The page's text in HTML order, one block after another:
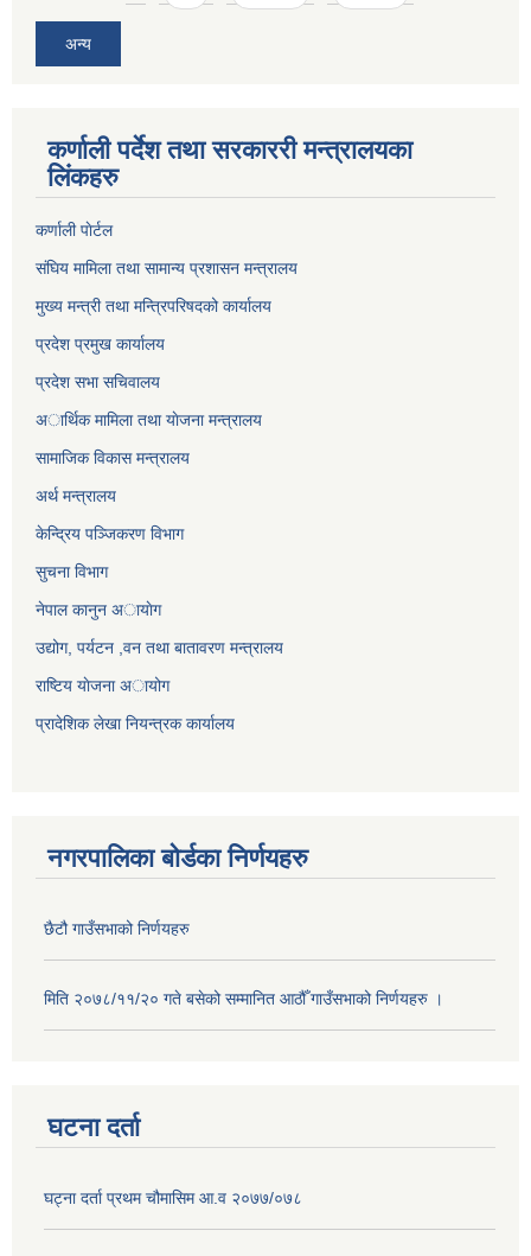
अन्य
कर्णाली पर्देश तथा सरकाररी मन्त्रालयका
लिंकहरु
कर्णाली पाेर्टल
संघिय मामिला तथा सामान्य प्रशासन मन्त्रालय
मुख्य मन्त्री तथा मन्त्रिपरिषदको कार्यालय
प्रदेश प्रमुख कार्यालय
प्रदेश सभा सचिवालय
अार्थिक मामिला तथा याेजना मन्त्रालय
सामाजिक विकास मन्त्रालय
अर्थ मन्त्रालय
केन्द्रिय पञ्जिकरण विभाग
सुचना विभाग
नेपाल कानुन अायाेग
उद्योग, पर्यटन ,वन तथा बातावरण मन्त्रालय
राष्टिय याेजना अायोग
प्रादेशिक लेखा नियन्त्रक कार्यालय
नगरपालिका बोर्डका निर्णयहरु
छैटौ गाउँसभाको निर्णयहरु
मिति २०७८/११/२० गते बसेको सम्मानित आठौँ गाउँसभाको निर्णयहरु ।
घटना दर्ता
घट्ना दर्ता प्रथम चौमासिम आ.व २०७७/०७८